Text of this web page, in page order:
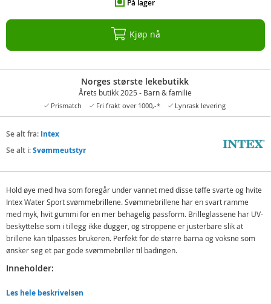
På lager
Kjøp nå
Norges største lekebutikk
Årets butikk 2025 - Barn & familie
Prismatch Fri frakt over 1000,-* Lynrask levering
Se alt fra: Intex
Se alt i:Svømmeutstyr
Hold øye med hva som foregår under vannet med disse tøffe svarte og hvite
Intex Water Sport svømmebrillene. Svømmebrillene har en svart ramme
med myk, hvit gummi for en mer behagelig passform. Brilleglassene har UV-
beskyttelse som i tillegg ikke dugger, og stroppene er justerbare slik at
brillene kan tilpasses brukeren. Perfekt for de større barna og voksne som
ønsker seg et par gode svømmebriller til badingen.
Inneholder:
Les hele beskrivelsen